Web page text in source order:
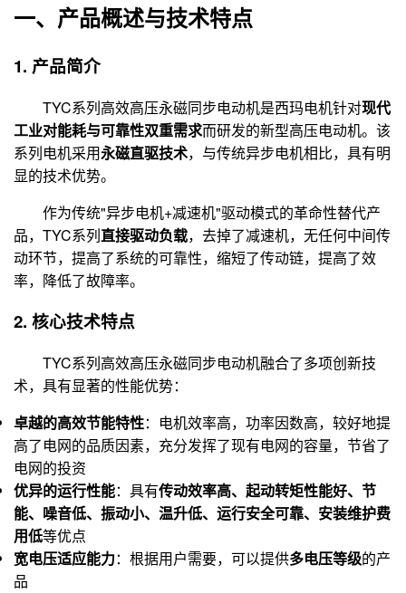
一、产品概述与技术特点
1. 产品简介
TYC系列高效高压永磁同步电动机是西玛电机针对现代
工业对能耗与可靠性双重需求而研发的新型高压电动机。该
系列电机采用永磁直驱技术，与传统异步电机相比，具有明
显的技术优势。
作为传统"异步电机+减速机"驱动模式的革命性替代产
品，TYC系列直接驱动负载，去掉了减速机，无任何中间传
动环节，提高了系统的可靠性，缩短了传动链，提高了效
率，降低了故障率。
2. 核心技术特点
TYC系列高效高压永磁同步电动机融合了多项创新技
术，具有显著的性能优势：
卓越的高效节能特性：电机效率高，功率因数高，较好地提
高了电网的品质因素，充分发挥了现有电网的容量，节省了
电网的投资
优异的运行性能：具有传动效率高、起动转矩性能好、节
能、噪音低、振动小、温升低、运行安全可靠、安装维护费
用低等优点
宽电压适应能力：根据用户需要，可以提供多电压等级的产
品